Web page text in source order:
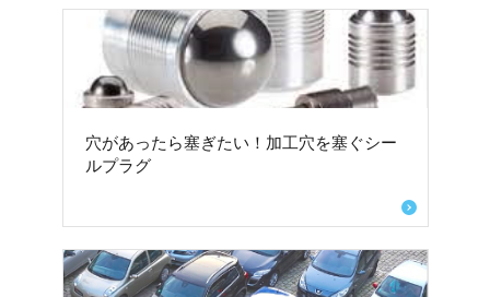
穴があったら塞ぎたい！加工穴を塞ぐシー
ルプラグ